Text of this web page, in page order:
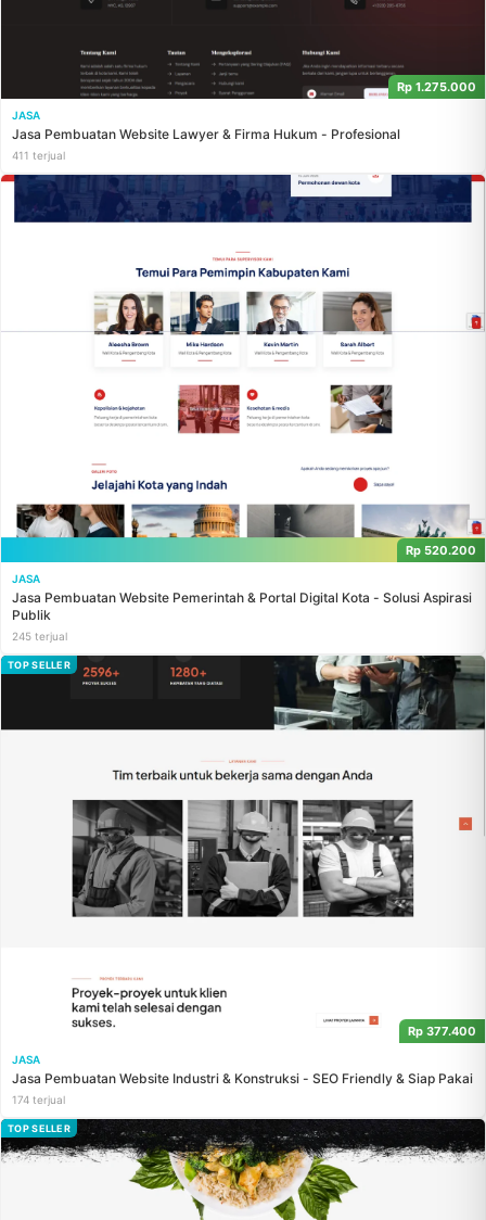
Rp 1.275.000
JASA
Jasa Pembuatan Website Lawyer & Firma Hukum - Profesional
411 terjual
Rp 520.200
JASA
Jasa Pembuatan Website Pemerintah & Portal Digital Kota - Solusi Aspirasi
Publik
245 terjual
TOP SELLER
Rp 377.400
JASA
Jasa Pembuatan Website Industri & Konstruksi - SEO Friendly & Siap Pakai
174 terjual
TOP SELLER